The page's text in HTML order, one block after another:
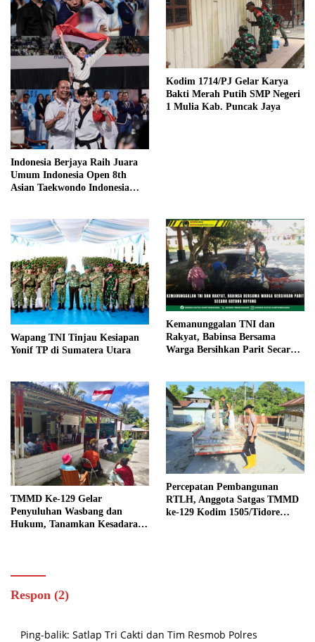
Indonesia Berjaya Raih Juara
Umum Indonesia Open 8th
Asian Taekwondo Indonesia
Kodim 1714/PJ Gelar Karya
Bakti Merah Putih SMP Negeri
1 Mulia Kab. Puncak Jaya
Wapang TNI Tinjau Kesiapan
Yonif TP di Sumatera Utara
Kemanunggalan TNI dan
Rakyat, Babinsa Bersama
Warga Bersihkan Parit Secara
TMMD Ke-129 Gelar
Penyuluhan Wasbang dan
Hukum, Tanamkan Kesadaran
Percepatan Pembangunan
RTLH, Anggota Satgas TMMD
ke-129 Kodim 1505/Tidore
Respon (2)
Ping-balik: Satlap Tri Cakti dan Tim Resmob Polres